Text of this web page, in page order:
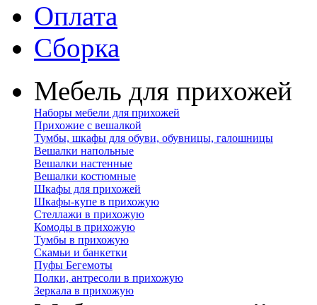
Оплата
Сборка
Мебель для прихожей
Наборы мебели для прихожей
Прихожие с вешалкой
Тумбы, шкафы для обуви, обувницы, галошницы
Вешалки напольные
Вешалки настенные
Вешалки костюмные
Шкафы для прихожей
Шкафы-купе в прихожую
Стеллажи в прихожую
Комоды в прихожую
Тумбы в прихожую
Скамьи и банкетки
Пуфы Бегемоты
Полки, антресоли в прихожую
Зеркала в прихожую